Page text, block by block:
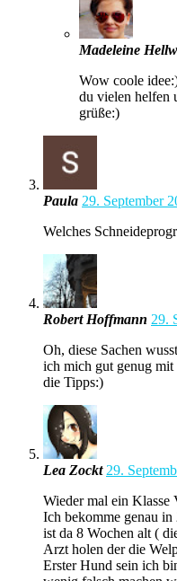
Madeleine
Wow coole
du vielen helfen
grüße:)
Paula 29. September
Welches
Robert Hoffmann 29.
Oh, diese Sachen
ich mich gut genug
die Tipps:)
Lea Zockt 29.
Wieder mal ein Klasse
Ich bekomme genau
ist da 8 Wochen alt (
Arzt holen der die
Erster Hund sein ich